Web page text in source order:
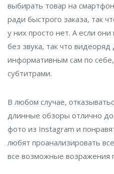
выбирать товар на
ради быстрого заказа, так
у них просто нет. А если
без звука, так что
информативным сам по
субтитрами.
В любом случае,
длинные обзоры отлично
фото из Instagram и
любят проанализировать
все возможные возражения